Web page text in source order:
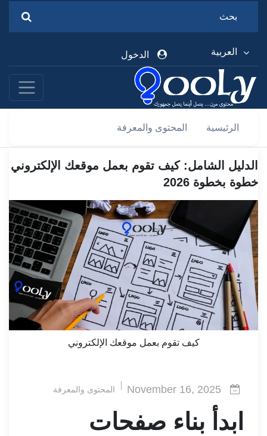
العربية الدخول
الرئيسية المحتوى والمعرفة
الدليل الشامل: كيف تقوم بعمل موقعك الإلكتروني
خطوة بخطوة 2026
كيف تقوم بعمل موقعك الإلكتروني
November 16, 2025 المحتوى والمعرفة
ابدأ بناء صفحات